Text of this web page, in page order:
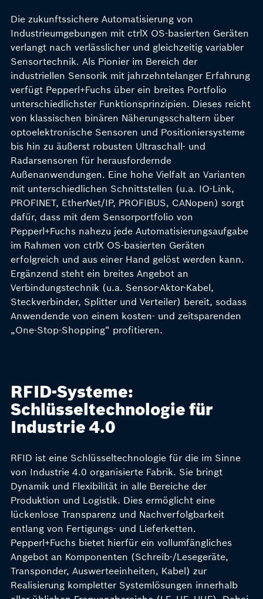
Die zukunftssichere Automatisierung von
Industrieumgebungen mit ctrlX OS-basierten Geräten
verlangt nach verlässlicher und gleichzeitig variabler
Sensortechnik. Als Pionier im Bereich der
industriellen Sensorik mit jahrzehntelanger Erfahrung
verfügt Pepperl+Fuchs über ein breites Portfolio
unterschiedlichster Funktionsprinzipien. Dieses reicht
von klassischen binären Näherungsschaltern über
optoelektronische Sensoren und Positioniersysteme
bis hin zu äußerst robusten Ultraschall- und
Radarsensoren für herausfordernde
Außenanwendungen. Eine hohe Vielfalt an Varianten
mit unterschiedlichen Schnittstellen (u.a. IO-Link,
PROFINET, EtherNet/IP, PROFIBUS, CANopen) sorgt
dafür, dass mit dem Sensorportfolio von
Pepperl+Fuchs nahezu jede Automatisierungsaufgabe
im Rahmen von ctrlX OS-basierten Geräten
erfolgreich und aus einer Hand gelöst werden kann.
Ergänzend steht ein breites Angebot an
Verbindungstechnik (u.a. Sensor-Aktor-Kabel,
Steckverbinder, Splitter und Verteiler) bereit, sodass
Anwendende von einem kosten- und zeitsparenden
„One-Stop-Shopping“ profitieren.
RFID-Systeme:
Schlüsseltechnologie für
Industrie 4.0
RFID ist eine Schlüsseltechnologie für die im Sinne
von Industrie 4.0 organisierte Fabrik. Sie bringt
Dynamik und Flexibilität in alle Bereiche der
Produktion und Logistik. Dies ermöglicht eine
lückenlose Transparenz und Nachverfolgbarkeit
entlang von Fertigungs- und Lieferketten.
Pepperl+Fuchs bietet hierfür ein vollumfängliches
Angebot an Komponenten (Schreib-/Lesegeräte,
Transponder, Auswerteeinheiten, Kabel) zur
Realisierung kompletter Systemlösungen innerhalb